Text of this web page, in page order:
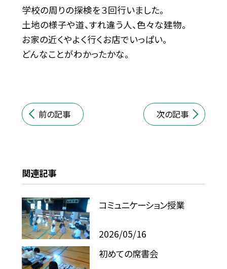
学校の周りの探検を３回行いました。
土地の様子や道、すれ違う人、色々な建物。
お家の近くやよく行くお店でいっぱい。
どんなことがわかったかな。
前の記事 次の記事
関連記事
コミュニケーション授業
2026/05/16
初めての席書会